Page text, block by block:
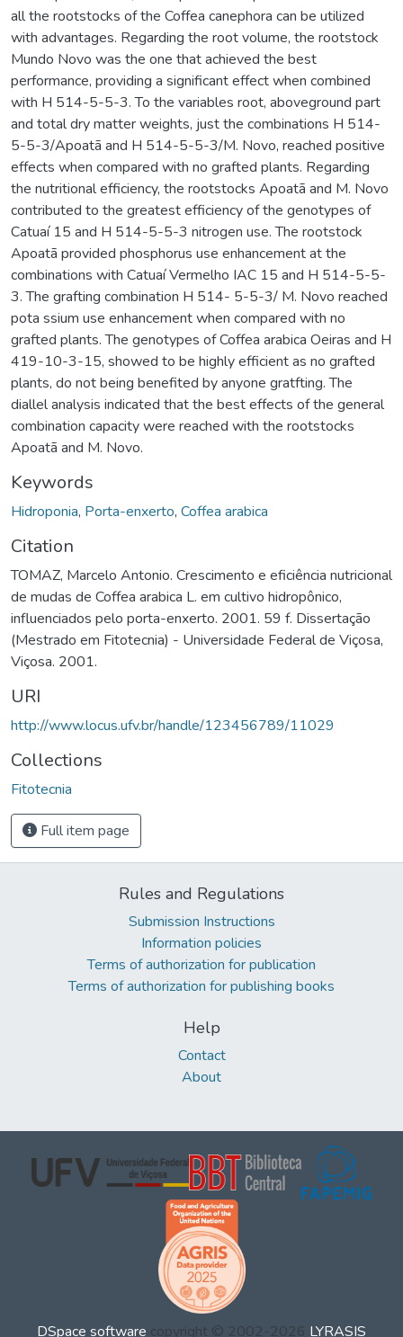
all the rootstocks of the Coffea canephora can be utilized
with advantages. Regarding the root volume, the rootstock
Mundo Novo was the one that achieved the best
performance, providing a significant effect when combined
with H 514-5-5-3. To the variables root, aboveground part
and total dry matter weights, just the combinations H 514-
5-5-3/Apoatã and H 514-5-5-3/M. Novo, reached positive
effects when compared with no grafted plants. Regarding
the nutritional efficiency, the rootstocks Apoatã and M. Novo
contributed to the greatest efficiency of the genotypes of
Catuaí 15 and H 514-5-5-3 nitrogen use. The rootstock
Apoatã provided phosphorus use enhancement at the
combinations with Catuaí Vermelho IAC 15 and H 514-5-5-
3. The grafting combination H 514- 5-5-3/ M. Novo reached
pota ssium use enhancement when compared with no
grafted plants. The genotypes of Coffea arabica Oeiras and H
419-10-3-15, showed to be highly efficient as no grafted
plants, do not being benefited by anyone gratfting. The
diallel analysis indicated that the best effects of the general
combination capacity were reached with the rootstocks
Apoatã and M. Novo.
Keywords
Hidroponia, Porta-enxerto, Coffea arabica
Citation
TOMAZ, Marcelo Antonio. Crescimento e eficiência nutricional
de mudas de Coffea arabica L. em cultivo hidropônico,
influenciados pelo porta-enxerto. 2001. 59 f. Dissertação
(Mestrado em Fitotecnia) - Universidade Federal de Viçosa,
Viçosa. 2001.
URI
http://www.locus.ufv.br/handle/123456789/11029
Collections
Fitotecnia
Full item page
Rules and Regulations
Submission Instructions
Information policies
Terms of authorization for publication
Terms of authorization for publishing books
Help
Contact
About
DSpace software copyright © 2002-2026 LYRASIS